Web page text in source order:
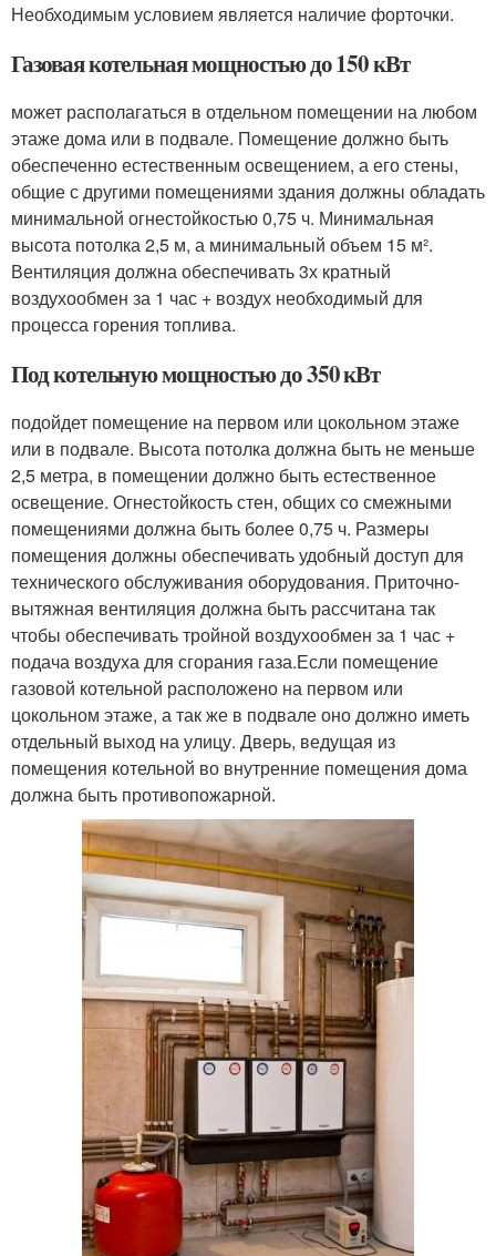
Необходимым условием является наличие форточки.
Газовая котельная мощностью до 150 кВт
может располагаться в отдельном помещении на любом
этаже дома или в подвале. Помещение должно быть
обеспеченно естественным освещением, а его стены,
общие с другими помещениями здания должны обладать
минимальной огнестойкостью 0,75 ч. Минимальная
высота потолка 2,5 м, а минимальный объем 15 м².
Вентиляция должна обеспечивать 3х кратный
воздухообмен за 1 час + воздух необходимый для
процесса горения топлива.
Под котельную мощностью до 350 кВт
подойдет помещение на первом или цокольном этаже
или в подвале. Высота потолка должна быть не меньше
2,5 метра, в помещении должно быть естественное
освещение. Огнестойкость стен, общих со смежными
помещениями должна быть более 0,75 ч. Размеры
помещения должны обеспечивать удобный доступ для
технического обслуживания оборудования. Приточно-
вытяжная вентиляция должна быть рассчитана так
чтобы обеспечивать тройной воздухообмен за 1 час +
подача воздуха для сгорания газа.Если помещение
газовой котельной расположено на первом или
цокольном этаже, а так же в подвале оно должно иметь
отдельный выход на улицу. Дверь, ведущая из
помещения котельной во внутренние помещения дома
должна быть противопожарной.